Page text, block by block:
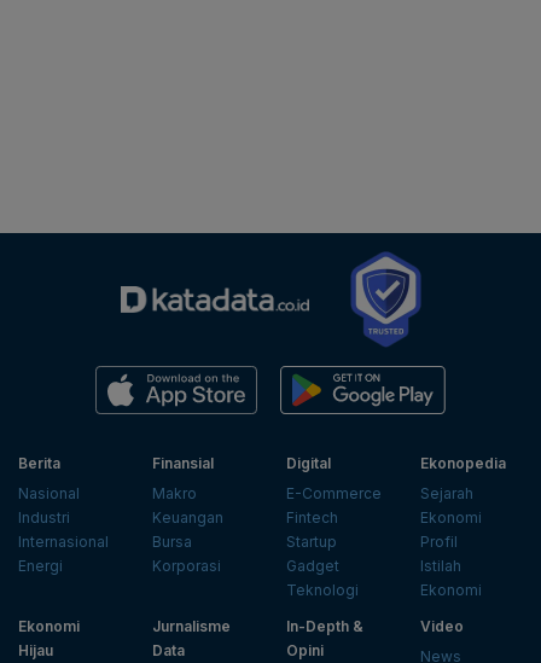
Berita
Nasional
Industri
Internasional
Energi
Finansial
Makro
Keuangan
Bursa
Korporasi
Digital
E-Commerce
Fintech
Startup
Gadget
Teknologi
Ekonopedia
Sejarah
Ekonomi
Profil
Istilah
Ekonomi
Ekonomi
Hijau
Jurnalisme
Data
In-Depth &
Opini
Video
News